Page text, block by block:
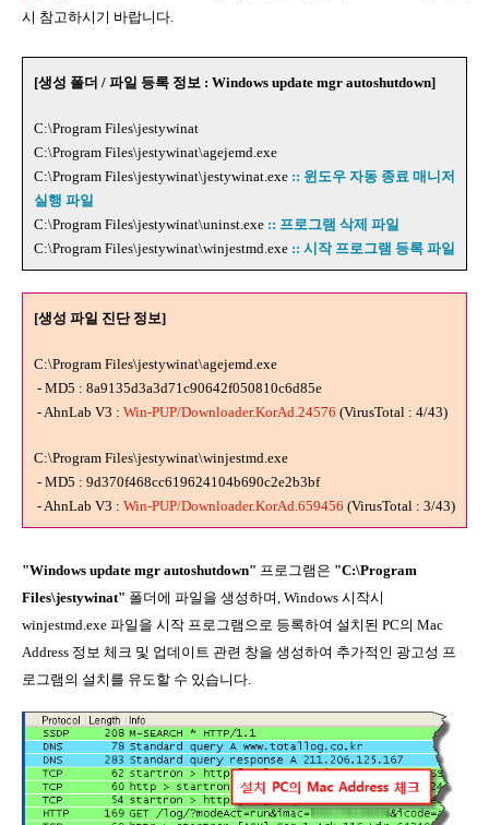
시 참고하시기 바랍니다.
[생성 폴더 / 파일 등록 정보 : Windows update mgr autoshutdown]
C:\Program Files\jestywinat
C:\Program Files\jestywinat\agejemd.exe
C:\Program Files\jestywinat\jestywinat.exe :: 윈도우 자동 종료 매니저
실행 파일
C:\Program Files\jestywinat\uninst.exe :: 프로그램 삭제 파일
C:\Program Files\jestywinat\winjestmd.exe :: 시작 프로그램 등록 파일
[생성 파일 진단 정보]
C:\Program Files\jestywinat\agejemd.exe
- MD5 : 8a9135d3a3d71c90642f050810c6d85e
- AhnLab V3 : Win-PUP/Downloader.KorAd.24576 (VirusTotal : 4/43)
C:\Program Files\jestywinat\winjestmd.exe
- MD5 : 9d370f468cc619624104b690c2e2b3bf
- AhnLab V3 : Win-PUP/Downloader.KorAd.659456 (VirusTotal : 3/43)
"Windows update mgr autoshutdown" 프로그램은 "C:\Program
Files\jestywinat" 폴더에 파일을 생성하며, Windows 시작시
winjestmd.exe 파일을 시작 프로그램으로 등록하여 설치된 PC의 Mac
Address 정보 체크 및 업데이트 관련 창을 생성하여 추가적인 광고성 프
로그램의 설치를 유도할 수 있습니다.